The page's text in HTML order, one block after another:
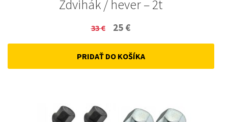
Zdvihák / hever – 2t
33€
Original
price
was:
25 €
price
is:
PRIDAŤ DO KOŠÍKA